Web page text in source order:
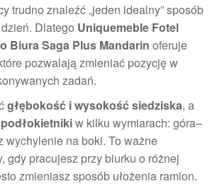
trudno znaleźć „jeden idealny” sposób
Dlatego Uniquemeble Fotel
Biura Saga Plus Mandarin oferuje
pozwalają zmieniać pozycję w
zadań.
głębokość i wysokość siedziska, a
podłokietnikiw kilku wymiarach: góra–
wychylenie na boki. To ważne
gdy pracujesz przy biurku o różnej
zmieniasz sposób ułożenia ramion.